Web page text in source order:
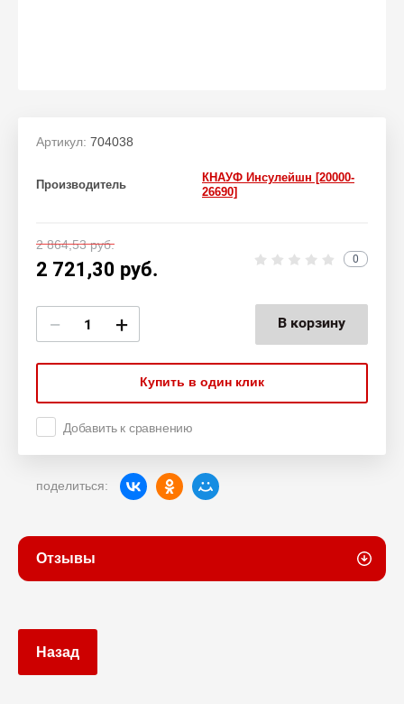
Артикул: 704038
Производитель
КНАУФ Инсулейшн [20000-
26690]
2 864,53руб.
2 721,30 руб. 0
− + В корзину
Купить в один клик
Добавить к сравнению
поделиться:
Отзывы
Назад